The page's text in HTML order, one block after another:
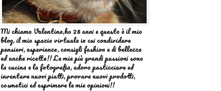
Mi chiamo Valentina,ho 28 anni e questo è il mio
blog, il mio spazio virtuale in cui condividere
pensieri, esperienze, consigli fashion e di bellezza
ed anche ricette!! Le mie più grandi passioni sono
la cucina e la fotografia, adoro pasticciare ed
inventare nuovi piatti, provare nuovi prodotti,
cosmetici ed esprimere le mie opinioni!!